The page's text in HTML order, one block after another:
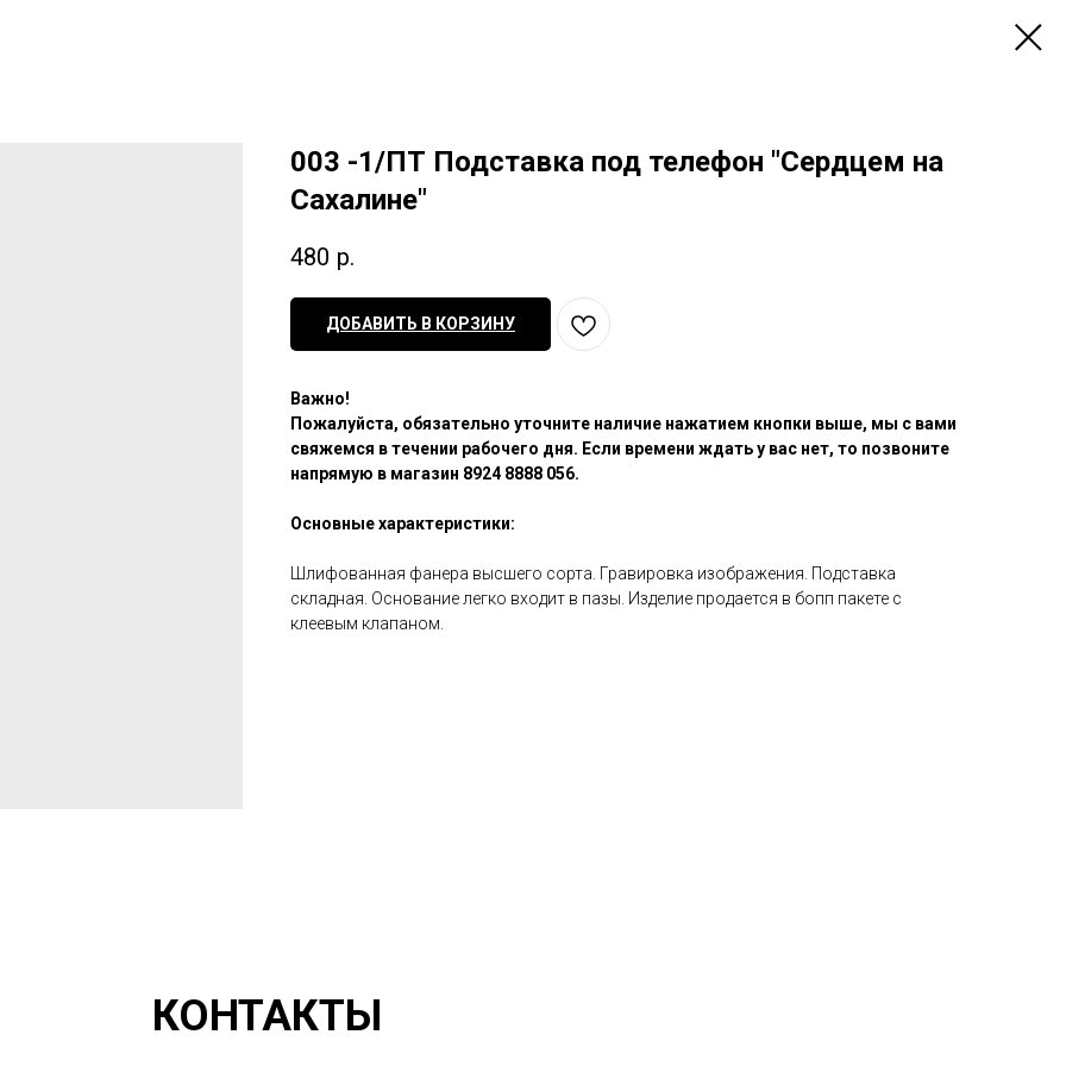
003 -1/ПТ Подставка под телефон "Сердцем на
Сахалине"
480 р.
ДОБАВИТЬ В КОРЗИНУ
Важно!
Пожалуйста, обязательно уточните наличие нажатием кнопки выше, мы с вами
свяжемся в течении рабочего дня. Если времени ждать у вас нет, то позвоните
напрямую в магазин 8924 8888 056.
Основные характеристики:
Шлифованная фанера высшего сорта. Гравировка изображения. Подставка
складная. Основание легко входит в пазы. Изделие продается в бопп пакете с
клеевым клапаном.
КОНТАКТЫ